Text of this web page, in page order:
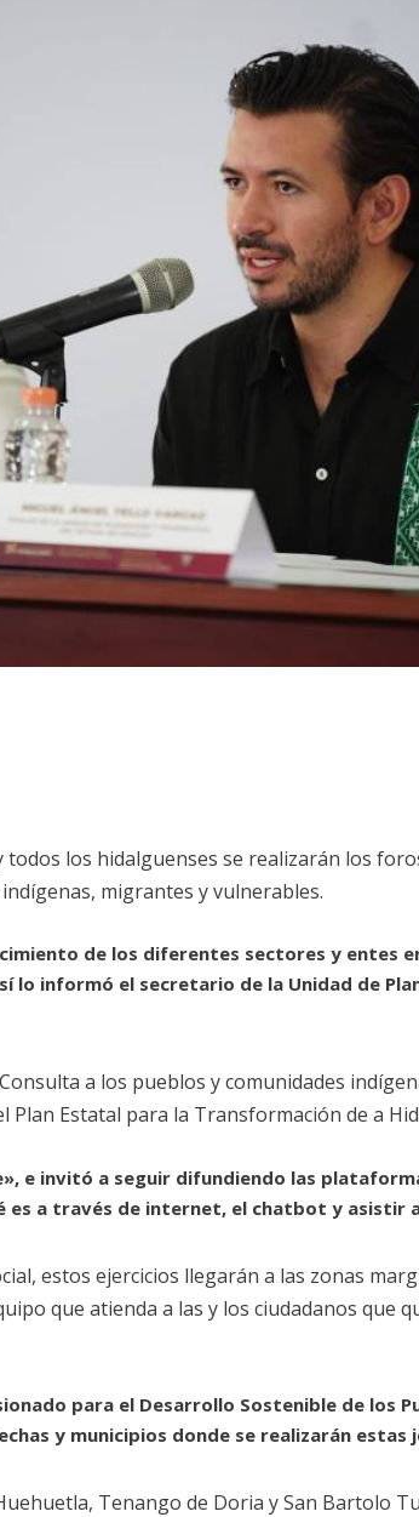
todos los hidalguenses se realizarán los
migrantes y vulnerables.
de los diferentes sectores y entes
lo informó el secretario de la Unidad de
a los pueblos y comunidades
Plan Estatal para la Transformación de a
e invitó a seguir difundiendo las
es a través de internet, el chatbot y asistir
estos ejercicios llegarán a las zonas
que atienda a las y los ciudadanos que
para el Desarrollo Sostenible de los
y municipios donde se realizarán estas
Tenango de Doria y San Bartolo